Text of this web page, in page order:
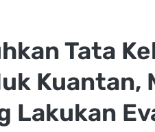
Tata
Kuantan,
Lakukan